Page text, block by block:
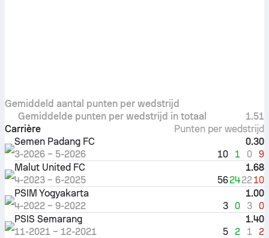
Gemiddeld aantal punten per wedstrijd
Gemiddelde punten per wedstrijd in totaal
1.51
Carrière
Punten per wedstrijd
Semen Padang FC
0.30
3-2026– 5-2026 10 1 0 9
Malut United FC
1.68
4-2023– 6-2025 56242210
PSIM Yogyakarta
1.00
4-2022– 9-2022 3 0 3 0
PSIS Semarang
1.40
11-2021– 12-2021 5 2 1
2